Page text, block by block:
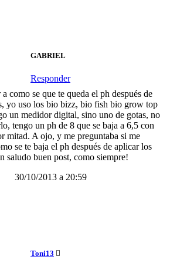
GABRIEL
Responder
como se que te queda el ph después de
yo uso los bio bizz, bio fish bio grow top
un medidor digital, sino uno de gotas, no
tengo un ph de 8 que se baja a 6,5 con
mitad. A ojo, y me preguntaba si me
se te baja el ph después de aplicar los
saludo buen post, como siempre!
30/10/2013 a 20:59
Toni13